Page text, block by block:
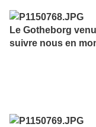
Le Gotheborg
suivre nous en